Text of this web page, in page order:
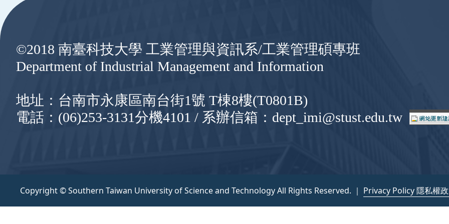
©2018 南臺科技大學 工業管理與資訊系/工業管理碩專班
Department of Industrial Management and Information
地址：台南市永康區南台街1號 T棟8樓(T0801B)
電話：(06)253-3131分機4101 / 系辦信箱：dept_imi@stust.edu.tw
Copyright © Southern Taiwan University of Science and Technology All Rights Reserved. ｜ Privacy Policy 隱私權